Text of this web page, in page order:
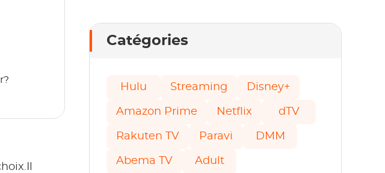
Catégories
Hulu Streaming Disney+
Amazon Prime Netflix dTV
Rakuten TV Paravi DMM
Abema TV Adult